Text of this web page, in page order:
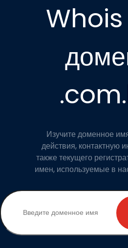
Whois
Изучите доменное
действия, контактную
также текущего
имен, используемые в